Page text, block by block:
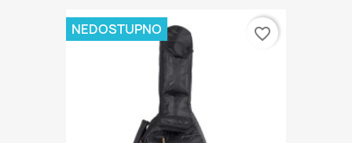
NEDOSTUPNO favorite_border